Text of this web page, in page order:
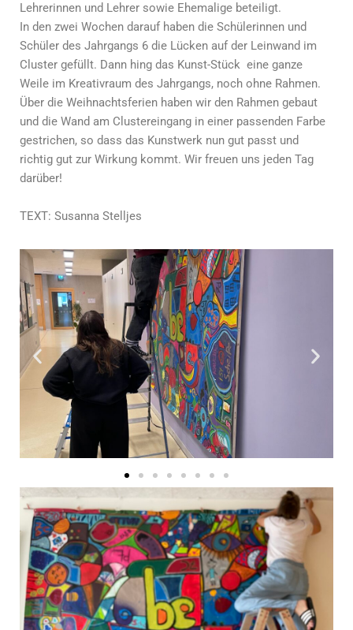
Lehrerinnen und Lehrer sowie Ehemalige beteiligt.
In den zwei Wochen darauf haben die Schülerinnen und
Schüler des Jahrgangs 6 die Lücken auf der Leinwand im
Cluster gefüllt. Dann hing das Kunst-Stück eine ganze
Weile im Kreativraum des Jahrgangs, noch ohne Rahmen.
Über die Weihnachtsferien haben wir den Rahmen gebaut
und die Wand am Clustereingang in einer passenden Farbe
gestrichen, so dass das Kunstwerk nun gut passt und
richtig gut zur Wirkung kommt. Wir freuen uns jeden Tag
darüber!
TEXT: Susanna Stelljes